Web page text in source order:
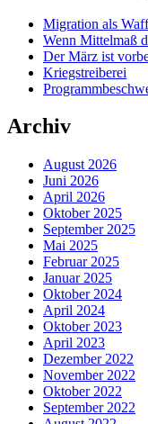
Migration als
Wenn Mittelmaß
Der März ist
Kriegstreiberei
Archiv
August 2026
Juni 2026
April 2026
Oktober 2025
September 2025
Mai 2025
Februar 2025
Januar 2025
Oktober 2024
April 2024
Oktober 2023
April 2023
Dezember 2022
November 2022
Oktober 2022
September 2022